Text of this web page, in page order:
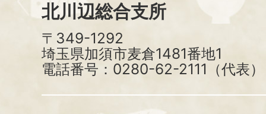
北川辺総合支所
〒349-1292
埼玉県加須市麦倉1481番地1
電話番号：0280-62-2111（代表）